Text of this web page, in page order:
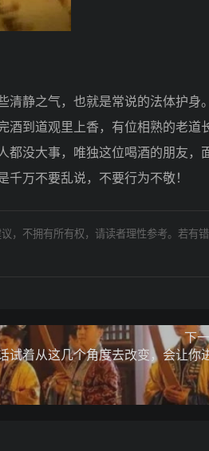
静之气，也就是常说的法体护身
酒到道观里上香，有位相熟的老道
都没大事，唯独这位喝酒的朋友，
万不要乱说，不要行为不敬！
，不拥有所有权，请读者理性参考。若有错
下
试着从这几个角度去改变，会让你